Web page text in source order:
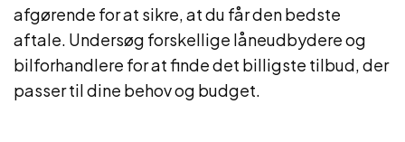
afgørende for at sikre, at du får den bedste
aftale. Undersøg forskellige låneudbydere og
bilforhandlere for at finde det billigste tilbud, der
passer til dine behov og budget.